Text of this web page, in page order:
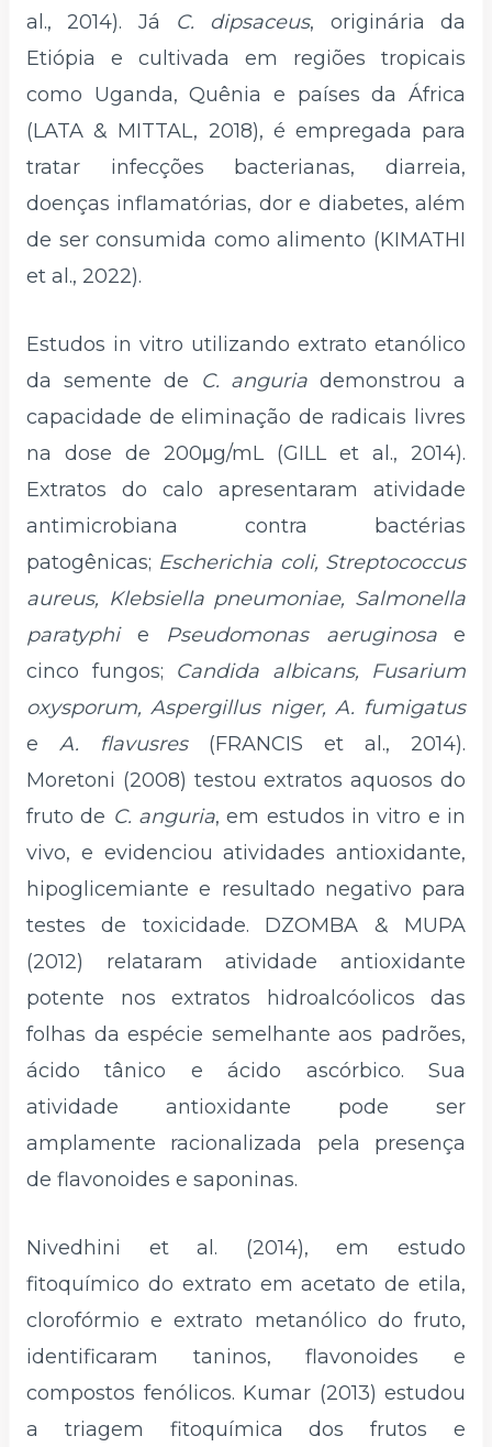
al., 2014). Já C. dipsaceus, originária da
Etiópia e cultivada em regiões tropicais
como Uganda, Quênia e países da África
(LATA & MITTAL, 2018), é empregada para
tratar infecções bacterianas, diarreia,
doenças inflamatórias, dor e diabetes, além
de ser consumida como alimento (KIMATHI
et al., 2022).
Estudos in vitro utilizando extrato etanólico
da semente de
C. anguria demonstrou a
capacidade de eliminação de radicais livres
na dose de 200μg/mL (GILL et al., 2014).
Extratos do calo apresentaram atividade
antimicrobiana contra bactérias
patogênicas; Escherichia coli, Streptococcus
aureus, Klebsiella pneumoniae, Salmonella
paratyphie Pseudomonas aeruginosae
cinco fungos; Candida albicans, Fusarium
oxysporum, Aspergillus niger, A. fumigatus
e A. flavusres(FRANCIS et al., 2014).
Moretoni (2008) testou extratos aquosos do
fruto de C. anguria, em estudos in vitro e in
vivo, e evidenciou atividades antioxidante,
hipoglicemiante e resultado negativo para
testes de toxicidade. DZOMBA & MUPA
(2012) relataram atividade antioxidante
potente nos extratos hidroalcóolicos das
folhas da espécie semelhante aos padrões,
ácido tânico e ácido ascórbico. Sua
atividade antioxidante pode ser
amplamente racionalizada pela presença
de flavonoides e saponinas.
Nivedhini et al. (2014), em estudo
fitoquímico do extrato em acetato de etila,
clorofórmio e extrato metanólico do fruto,
identificaram taninos, flavonoides e
compostos fenólicos. Kumar (2013) estudou
a triagem fitoquímica dos frutos e